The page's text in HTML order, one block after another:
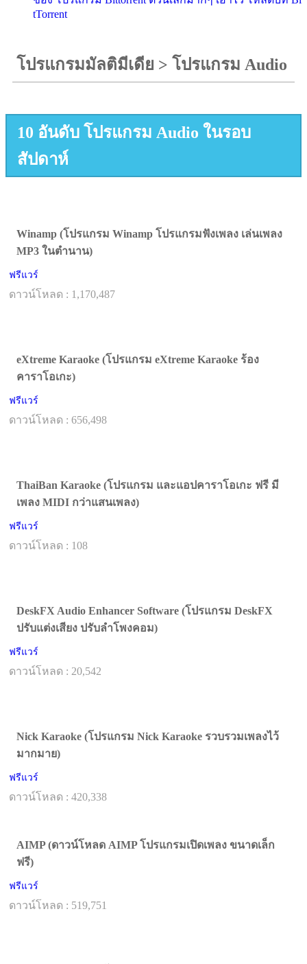
tTorrent
โปรแกรมมัลติมีเดีย > โปรแกรม Audio
10 อันดับ โปรแกรม Audio ในรอบ
สัปดาห์
Winamp (โปรแกรม Winamp โปรแกรมฟังเพลง เล่นเพลง
MP3 ในตำนาน)
ฟรีแวร์
ดาวน์โหลด : 1,170,487
eXtreme Karaoke (โปรแกรม eXtreme Karaoke ร้อง
คาราโอเกะ)
ฟรีแวร์
ดาวน์โหลด : 656,498
ThaiBan Karaoke (โปรแกรม และแอปคาราโอเกะ ฟรี มี
เพลง MIDI กว่าแสนเพลง)
ฟรีแวร์
ดาวน์โหลด : 108
DeskFX Audio Enhancer Software (โปรแกรม DeskFX
ปรับแต่งเสียง ปรับลำโพงคอม)
ฟรีแวร์
ดาวน์โหลด : 20,542
Nick Karaoke (โปรแกรม Nick Karaoke รวบรวมเพลงไว้
มากมาย)
ฟรีแวร์
ดาวน์โหลด : 420,338
AIMP (ดาวน์โหลด AIMP โปรแกรมเปิดเพลง ขนาดเล็ก
ฟรี)
ฟรีแวร์
ดาวน์โหลด : 519,751